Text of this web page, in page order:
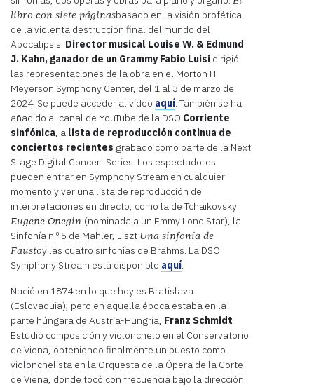
libro con siete páginasbasado en la visión profética
de la violenta destrucción final del mundo del
Apocalipsis. Director musical Louise W. & Edmund
J. Kahn, ganador de un Grammy Fabio Luisi dirigió
las representaciones de la obra en el Morton H.
Meyerson Symphony Center, del 1 al 3 de marzo de
2024. Se puede acceder al vídeo aquí. También se ha
añadido al canal de YouTube de la DSO Corriente
sinfónica, a lista de reproducción continua de
conciertos recientes grabado como parte de la Next
Stage Digital Concert Series. Los espectadores
pueden entrar en Symphony Stream en cualquier
momento y ver una lista de reproducción de
interpretaciones en directo, como la de Tchaikovsky
Eugene Onegin (nominada a un Emmy Lone Star), la
Sinfonía n.º 5 de Mahler, Liszt Una sinfonía de
Faustoy las cuatro sinfonías de Brahms. La DSO
Symphony Stream está disponible aquí.
Nació en 1874 en lo que hoy es Bratislava
(Eslovaquia), pero en aquella época estaba en la
parte húngara de Austria-Hungría, Franz Schmidt
Estudió composición y violonchelo en el Conservatorio
de Viena, obteniendo finalmente un puesto como
violonchelista en la Orquesta de la Ópera de la Corte
de Viena, donde tocó con frecuencia bajo la dirección